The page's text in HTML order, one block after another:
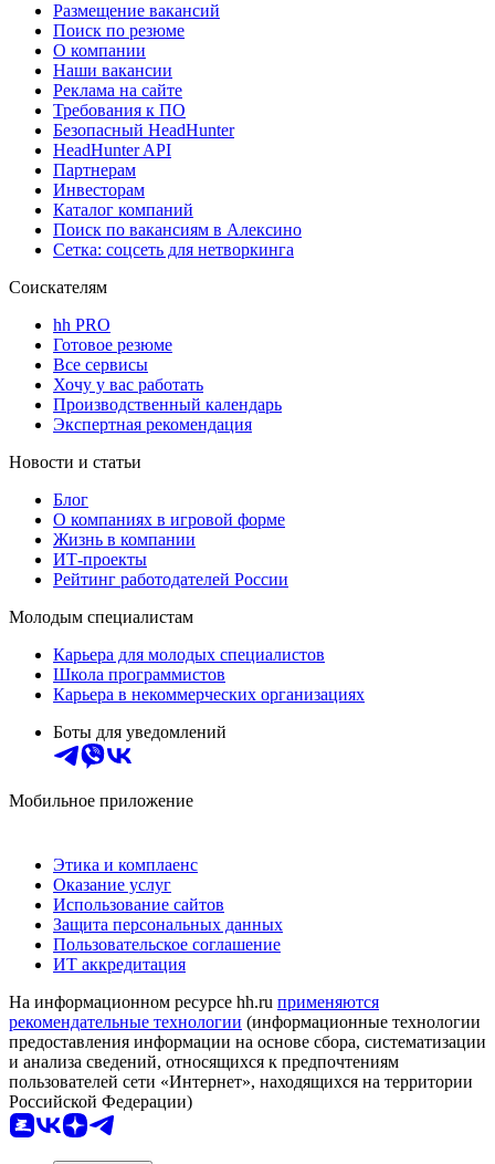
Размещение вакансий
Поиск по резюме
О компании
Наши вакансии
Реклама на сайте
Требования к ПО
Безопасный HeadHunter
HeadHunter API
Партнерам
Инвесторам
Каталог компаний
Поиск по вакансиям в Алексино
Сетка: соцсеть для нетворкинга
Соискателям
hh PRO
Готовое резюме
Все сервисы
Хочу у вас работать
Производственный календарь
Экспертная рекомендация
Новости и статьи
Блог
О компаниях в игровой форме
Жизнь в компании
ИТ-проекты
Рейтинг работодателей России
Молодым специалистам
Карьера для молодых специалистов
Школа программистов
Карьера в некоммерческих организациях
Боты для уведомлений
Мобильное приложение
Этика и комплаенс
Оказание услуг
Использование сайтов
Защита персональных данных
Пользовательское соглашение
ИТ аккредитация
На информационном ресурсе hh.ru применяются
рекомендательные технологии (информационные технологии
предоставления информации на основе сбора, систематизации
и анализа сведений, относящихся к предпочтениям
пользователей сети «Интернет», находящихся на территории
Российской Федерации)